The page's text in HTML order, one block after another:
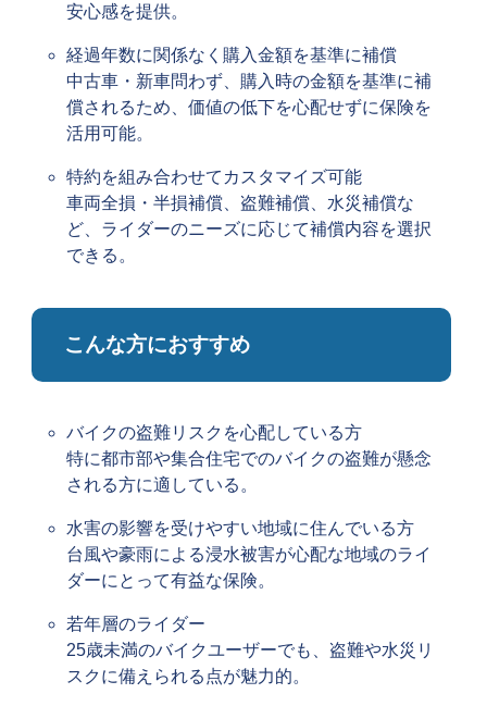
安心感を提供。
経過年数に関係なく購入金額を基準に補償
中古車・新車問わず、購入時の金額を基準に補
償されるため、価値の低下を心配せずに保険を
活用可能。
特約を組み合わせてカスタマイズ可能
車両全損・半損補償、盗難補償、水災補償な
ど、ライダーのニーズに応じて補償内容を選択
できる。
こんな方におすすめ
バイクの盗難リスクを心配している方
特に都市部や集合住宅でのバイクの盗難が懸念
される方に適している。
水害の影響を受けやすい地域に住んでいる方
台風や豪雨による浸水被害が心配な地域のライ
ダーにとって有益な保険。
若年層のライダー
25歳未満のバイクユーザーでも、盗難や水災リ
スクに備えられる点が魅力的。